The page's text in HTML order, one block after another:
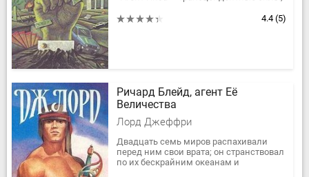
народных сказок, а в последнее...
4.4 (5)
Ричард Блейд, агент Её
Величества
Лорд Джеффри
Двадцать семь миров распахивали
перед ним свои врата; он странствовал
по их бескрайним океанам и